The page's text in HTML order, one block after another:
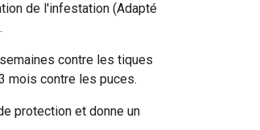
de l'infestation (Adapté
contre les tiques
mois contre les puces.
protection et donne un